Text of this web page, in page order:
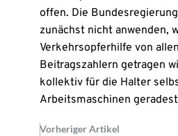
offen. Die
zunächst nicht anwenden,
Verkehrsopferhilfe von
Beitragszahlern getragen
kollektiv für die Halter
Arbeitsmaschinen
Vorheriger Artikel